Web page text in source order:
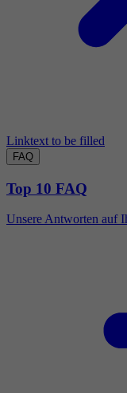
Linktext to be filled
FAQ
Top 10 FAQ
Unsere Antworten auf